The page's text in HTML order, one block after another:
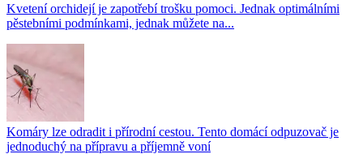
Kvetení orchidejí je zapotřebí trošku pomoci. Jednak optimálními
pěstebními podmínkami, jednak můžete na...
Komáry lze odradit i přírodní cestou. Tento domácí odpuzovač je
jednoduchý na přípravu a příjemně voní